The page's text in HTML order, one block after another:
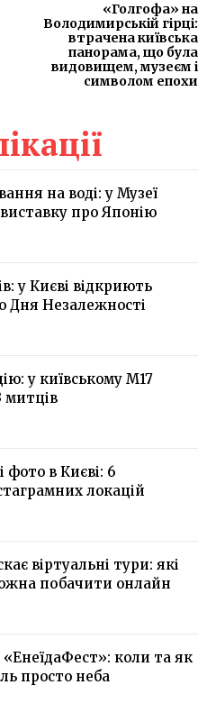
«Голгофа» на
Володимирській гірці:
втрачена київська
панорама, що була
видовищем, музеєм і
символом епохи
на воді: у Музеї
виставку про Японію
у Києві відкриють
Дня Незалежності
у київському М17
митців
фото в Києві: 6
локацій
віртуальні тури: які
побачити онлайн
коли та як
просто неба